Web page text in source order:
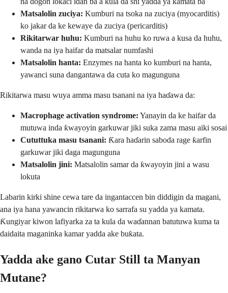
Matsalolin zuciya: Kumburi na tsoka na zuciya (myocarditis)
ko jakar da ke kewaye da zuciya (pericarditis)
Rikitarwar huhu: Kumburi na huhu ko ruwa a kusa da huhu,
wanda na iya haifar da matsalar numfashi
Matsalolin hanta: Enzymes na hanta ko kumburi na hanta,
yawanci suna dangantawa da cuta ko magunguna
Rikitarwa masu wuya amma masu tsanani na iya haɗawa da:
Macrophage activation syndrome: Yanayin da ke haifar da
mutuwa inda ƙwayoyin garkuwar jiki suka zama masu aiki sosai
Cututtuka masu tsanani: Ƙara haɗarin saboda rage ƙarfin
garkuwar jiki daga magunguna
Matsalolin jini: Matsalolin samar da ƙwayoyin jini a wasu
lokuta
Labarin kirki shine cewa tare da ingantaccen bin diddigin da magani,
ana iya hana yawancin rikitarwa ko sarrafa su yadda ya kamata.
Ƙungiyar kiwon lafiyarka za ta kula da waɗannan batutuwa kuma ta
daidaita maganinka kamar yadda ake buƙata.
Yadda ake gano Cutar Still ta Manyan
Mutane?